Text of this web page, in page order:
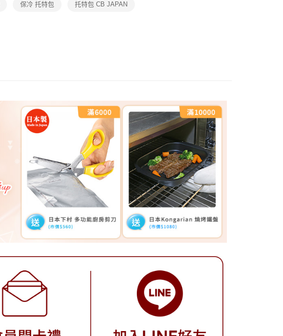
保冷 托特包 托特包 CB JAPAN